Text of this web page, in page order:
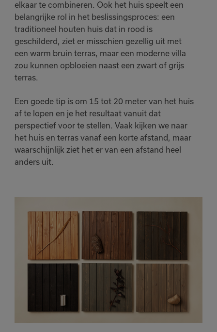
elkaar te combineren. Ook het huis speelt een
belangrijke rol in het beslissingsproces: een
traditioneel houten huis dat in rood is
geschilderd, ziet er misschien gezellig uit met
een warm bruin terras, maar een moderne villa
zou kunnen opbloeien naast een zwart of grijs
terras.
Een goede tip is om 15 tot 20 meter van het huis
af te lopen en je het resultaat vanuit dat
perspectief voor te stellen. Vaak kijken we naar
het huis en terras vanaf een korte afstand, maar
waarschijnlijk ziet het er van een afstand heel
anders uit.